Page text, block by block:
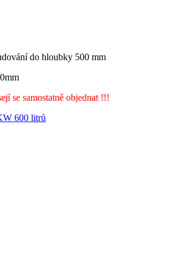
do hloubky 500 mm
se samostatně objednat !!!
600 litrů